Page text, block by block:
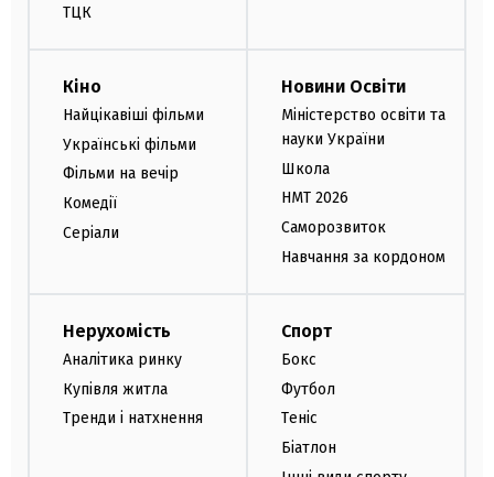
ТЦК
Кіно
Найцікавіші фільми
Українські фільми
Фільми на вечір
Комедії
Серіали
Новини Освіти
Міністерство освіти та
науки України
Школа
НМТ 2026
Саморозвиток
Навчання за кордоном
Нерухомість
Аналітика ринку
Купівля житла
Тренди і натхнення
Спорт
Бокс
Футбол
Теніс
Біатлон